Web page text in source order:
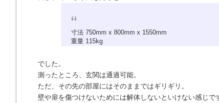
寸法 750mm x 800mm x 1550mm
重量 115kg
でした。
測ったところ、玄関は通過可能。
ただ、その先の部屋にはそのままではギリギリ。
壁や扉を傷つけないためには解体しないといけない感じで